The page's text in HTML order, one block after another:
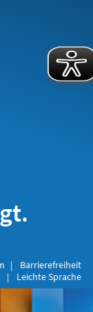
Barrierefreiheit
Leichte Sprache